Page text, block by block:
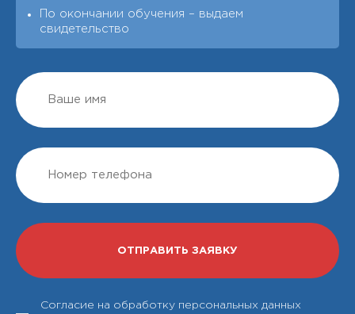
По окончании обучения – выдаeм
свидетельство
Согласие на обработку персональных данных